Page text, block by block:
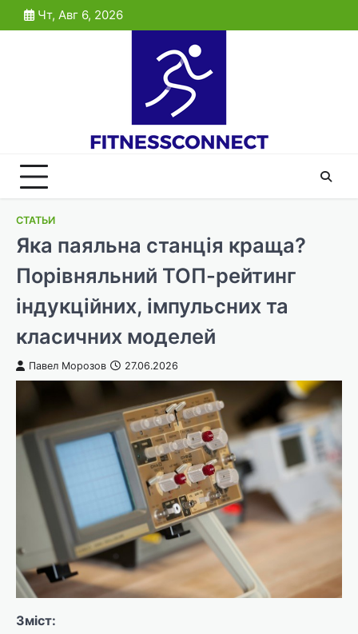
Skip
to
Чт, Авг 6, 2026
СТАТЬИ
Яка паяльна станція краща?
Порівняльний ТОП-рейтинг
індукційних, імпульсних та
класичних моделей
Павел Морозов 27.06.2026
Зміст: